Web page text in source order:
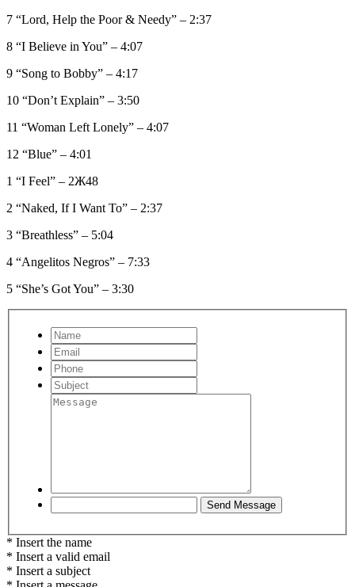
7 “Lord, Help the Poor & Needy” – 2:37
8 “I Believe in You” – 4:07
9 “Song to Bobby” – 4:17
10 “Don’t Explain” – 3:50
11 “Woman Left Lonely” – 4:07
12 “Blue” – 4:01
1 “I Feel” – 2Ж48
2 “Naked, If I Want To” – 2:37
3 “Breathless” – 5:04
4 “Angelitos Negros” – 7:33
5 “She’s Got You” – 3:30
* Insert the name
* Insert a valid email
* Insert a subject